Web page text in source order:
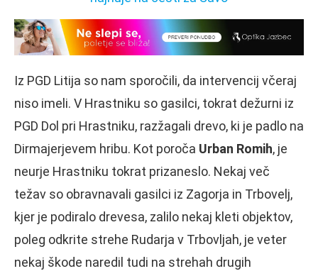
Iz PGD Litija so nam sporočili, da intervencij včeraj
niso imeli. V Hrastniku so gasilci, tokrat dežurni iz
PGD Dol pri Hrastniku, razžagali drevo, ki je padlo na
Dirmajerjevem hribu. Kot poroča Urban Romih, je
neurje Hrastniku tokrat prizaneslo. Nekaj več
težav so obravnavali gasilci iz Zagorja in Trbovelj,
kjer je podiralo drevesa, zalilo nekaj kleti objektov,
poleg odkrite strehe Rudarja v Trbovljah, je veter
nekaj škode naredil tudi na strehah drugih